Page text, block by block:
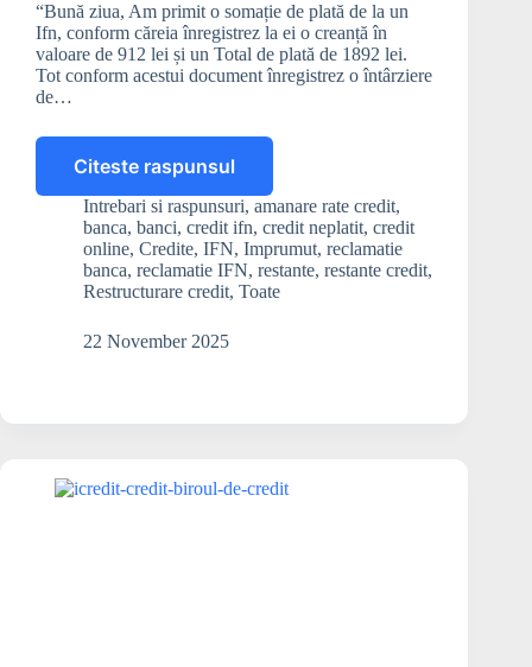
“Bună ziua, Am primit o somație de plată de la un
Ifn, conform căreia înregistrez la ei o creanță în
valoare de 912 lei și un Total de plată de 1892 lei.
Tot conform acestui document înregistrez o întârziere
de…
Citeste raspunsul
Există
șanse
de
eșalonare
a
creditului
un
Intrebari si raspunsuri, amanare rate credit,
banca, banci, credit ifn, credit neplatit, credit
online, Credite, IFN, Imprumut, reclamatie
banca, reclamatie IFN, restante, restante credit,
Restructurare credit, Toate
22 November 2025